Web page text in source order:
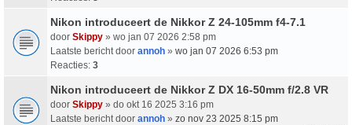
Nikon introduceert de Nikkor Z 24-105mm f4-7.1
door Skippy » wo jan 07 2026 2:58 pm
Laatste bericht door annoh » wo jan 07 2026 6:53 pm
Reacties: 3
Nikon introduceert de Nikkor Z DX 16-50mm f/2.8 VR
door Skippy » do okt 16 2025 3:16 pm
Laatste bericht door annoh » zo nov 23 2025 8:15 pm